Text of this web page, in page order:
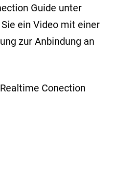
Guide unter
ein Video mit einer
zur Anbindung an
Conection